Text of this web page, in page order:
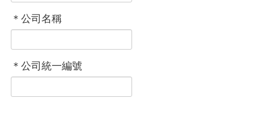
＊公司名稱
＊公司統一編號